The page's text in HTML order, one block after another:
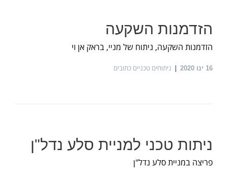
הזדמנות השקעה
הזדמנות השקעה, ניתוח של מניי, בראק אן וי
16 ינו 2020 ניתוחים טכניים כתובים
ניתות טכני למניית סלע נדל"ן
פריצה במניית סלע נדל"ן